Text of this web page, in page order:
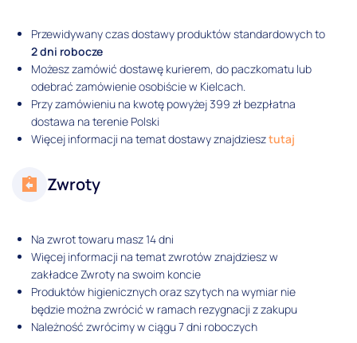
Przewidywany czas dostawy produktów standardowych to
2 dni robocze
Możesz zamówić dostawę kurierem, do paczkomatu lub
odebrać zamówienie osobiście w Kielcach.
Przy zamówieniu na kwotę powyżej 399 zł bezpłatna
dostawa na terenie Polski
Więcej informacji na temat dostawy znajdziesztutaj
Zwroty
Na zwrot towaru masz 14 dni
Więcej informacji na temat zwrotów znajdziesz w
zakładce Zwroty na swoim koncie
Produktów higienicznych oraz szytych na wymiar nie
będzie można zwrócić w ramach rezygnacji z zakupu
Należność zwrócimy w ciągu 7 dni roboczych